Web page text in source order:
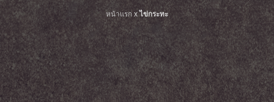
หน้าแรก xไข่กระทะ